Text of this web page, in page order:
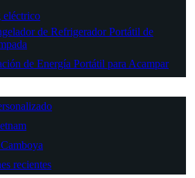
eléctrico
de Refrigerador Portátil de
de Energía Portátil para Acampar
recientes